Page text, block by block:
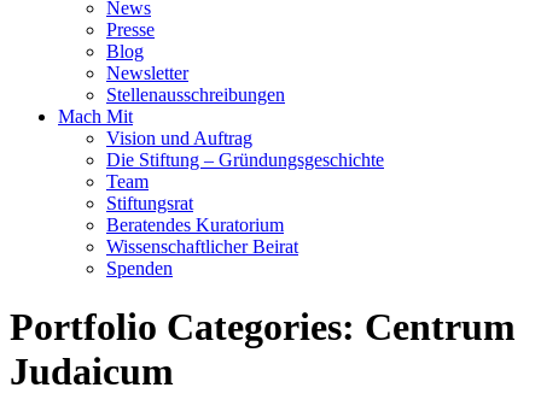
News
Presse
Blog
Newsletter
Stellenausschreibungen
Mach Mit
Vision und Auftrag
Die Stiftung – Gründungsgeschichte
Team
Stiftungsrat
Beratendes Kuratorium
Wissenschaftlicher Beirat
Spenden
Portfolio Categories: Centrum
Judaicum